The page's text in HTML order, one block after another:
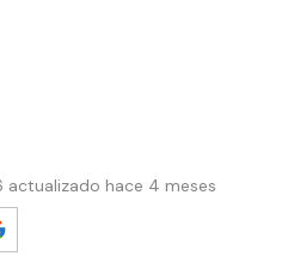
actualizado hace 4 meses